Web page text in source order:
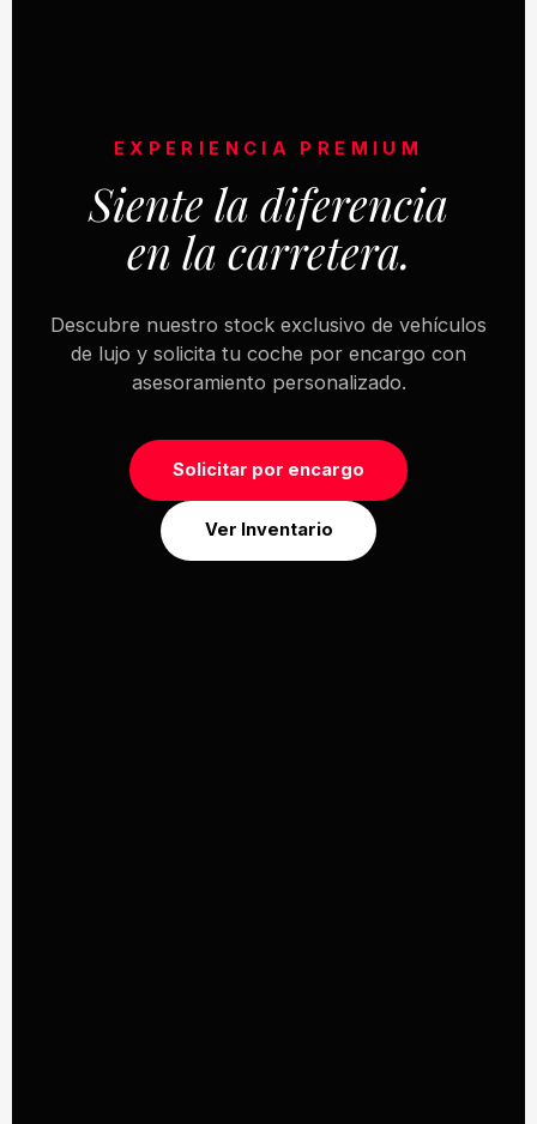
EXPERIENCIA PREMIUM
Siente la diferencia
en la carretera.
Descubre nuestro stock exclusivo de vehículos
de lujo y solicita tu coche por encargo con
asesoramiento personalizado.
Solicitar por encargo
Ver Inventario